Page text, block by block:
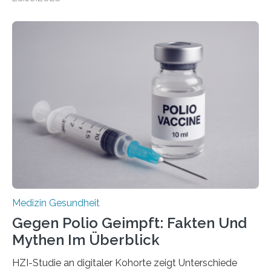
Betroffenen können mit heutigen Methoden geheilt
Dringend benötigt werden zielgerichtete Therapien, die
nur Tumorschwachstellen angreifen und normales
Gewebe verschonen. Forschende um Daniel Merk vom
Hertie-Institut für klinische Hirnforschung am
Universitätsklinikum Tübingen haben eine solche
Schwachstelle im Erbgut einer Untergruppe des
Medulloblastoms gefunden. Die Wilhelm Sander-
Stiftung unterstützte das Projekt…
Medizin Gesundheit
Gegen Polio Geimpft: Fakten Und
Mythen Im Überblick
HZI-Studie an digitaler Kohorte zeigt Unterschiede